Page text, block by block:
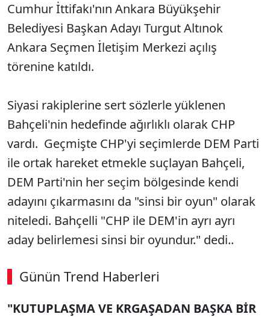
Cumhur İttifakı'nın Ankara Büyükşehir
Belediyesi Başkan Adayı Turgut Altınok
Ankara Seçmen İletişim Merkezi açılış
törenine katıldı.
Siyasi rakiplerine sert sözlerle yüklenen
Bahçeli'nin hedefinde ağırlıklı olarak CHP
vardı. Geçmişte CHP'yi seçimlerde DEM Parti
ile ortak hareket etmekle suçlayan Bahçeli,
DEM Parti'nin her seçim bölgesinde kendi
adayını çıkarmasını da "sinsi bir oyun" olarak
niteledi. Bahçelli "CHP ile DEM'in ayrı ayrı
aday belirlemesi sinsi bir oyundur." dedi..
Günün Trend Haberleri
00:03 / 09:08
Sesi Aç
"KUTUPLAŞMA VE KRGAŞADAN BAŞKA BİR